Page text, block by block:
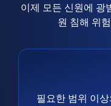
이제 모든 신원에 광
원 침해 위
필요한 범위 이